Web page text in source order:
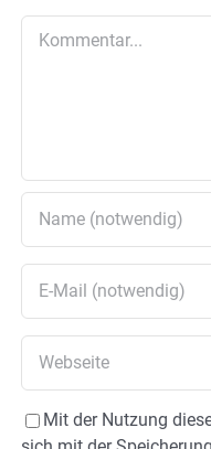
Mit der Nutzung